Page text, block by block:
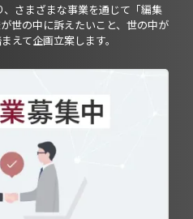
さまざまな事業を通じて「編集
世の中に訴えたいこと、世の中が
えて企画立案します。